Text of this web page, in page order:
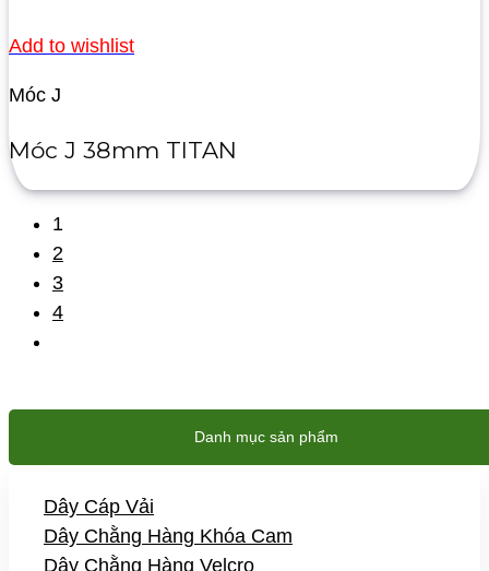
Add to wishlist
Móc J
Móc J 38mm TITAN
1
2
3
4
Danh mục sản phẩm
Dây Cáp Vải
Dây Chằng Hàng Khóa Cam
Dây Chằng Hàng Velcro